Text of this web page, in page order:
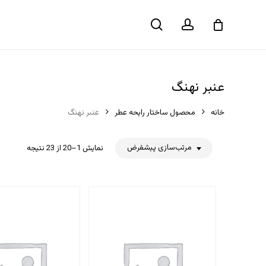
جستجوحساب
کاربری سبد خرید
عنبر نهنگ
خانه محصول ساختار رایحه عطر عنبر نهنگ
نمایش 1–20 از 23 نتیجه مرتب‌سازی پیشفرض